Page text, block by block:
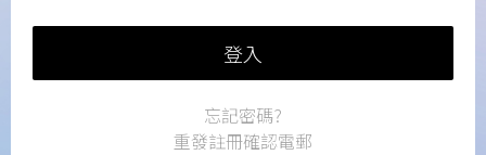
登入
忘記密碼?
重發註冊確認電郵